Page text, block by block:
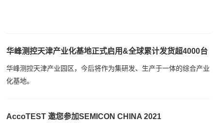
华峰测控天津产业化基地正式启用&全球累计发货超4000台
华峰测控天津产业园区，今后将作为集研发、生产于一体的综合产业
化基地。
AccoTEST 邀您参加SEMICON CHINA 2021